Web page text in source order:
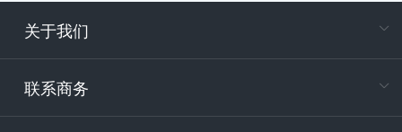
关于我们
联系商务
电